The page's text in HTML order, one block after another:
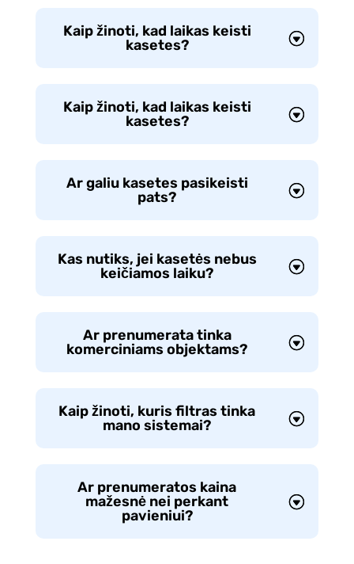
Kaip žinoti, kad laikas keisti
kasetes?
Kaip žinoti, kad laikas keisti
kasetes?
Ar galiu kasetes pasikeisti
pats?
Kas nutiks, jei kasetės nebus
keičiamos laiku?
Ar prenumerata tinka
komerciniams objektams?
Kaip žinoti, kuris filtras tinka
mano sistemai?
Ar prenumeratos kaina
mažesnė nei perkant
pavieniui?